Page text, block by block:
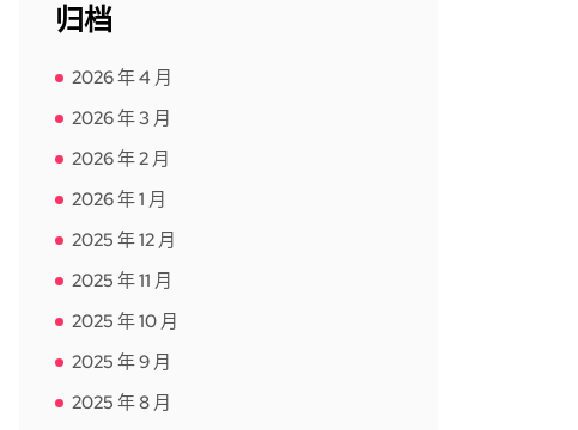
归档
2026 年 4 月
2026 年 3 月
2026 年 2 月
2026 年 1 月
2025 年 12 月
2025 年 11 月
2025 年 10 月
2025 年 9 月
2025 年 8 月